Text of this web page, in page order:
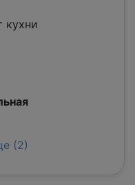
кухни
(2)